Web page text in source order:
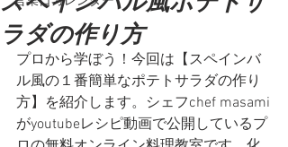
ラダの作り方
プロから学ぼう！今回は【スペインバ
ル風の１番簡単なポテトサラダの作り
方】を紹介します。シェフchef masami
がyoutubeレシピ動画で公開しているプ